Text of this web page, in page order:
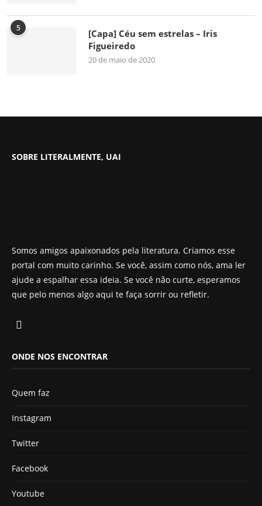
5
[Capa] Céu sem estrelas – Iris
Figueiredo
20 de maio de 2020
SOBRE LITERALMENTE, UAI
Somos amigos apaixonados pela literatura. Criamos esse
portal com muito carinho. Se você, assim como nós, ama ler
ajude a espalhar essa ideia. Se você não curte, esperamos
que pelo menos algo aqui te faça sorrir ou refletir.
ONDE NOS ENCONTRAR
Quem faz
Instagram
Twitter
Facebook
Youtube